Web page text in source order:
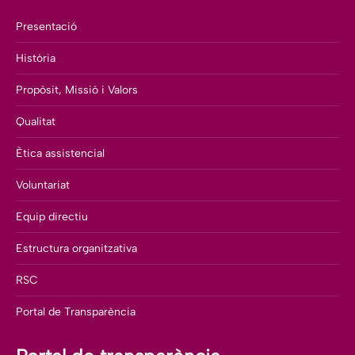
Presentació
Història
Propòsit, Missió i Valors
Qualitat
Ètica assistencial
Voluntariat
Equip directiu
Estructura organitzativa
RSC
Portal de Transparència